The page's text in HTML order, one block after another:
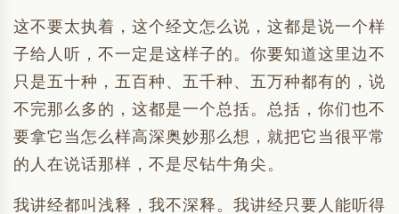
这不要太执着，这个经文怎么说，这都是说一个样
子给人听，不一定是这样子的。你要知道这里边不
只是五十种，五百种、五千种、五万种都有的，说
不完那么多的，这都是一个总括。总括，你们也不
要拿它当怎么样高深奥妙那么想，就把它当很平常
的人在说话那样，不是尽钻牛角尖。
我讲经都叫浅释，我不深释。我讲经只要人能听得